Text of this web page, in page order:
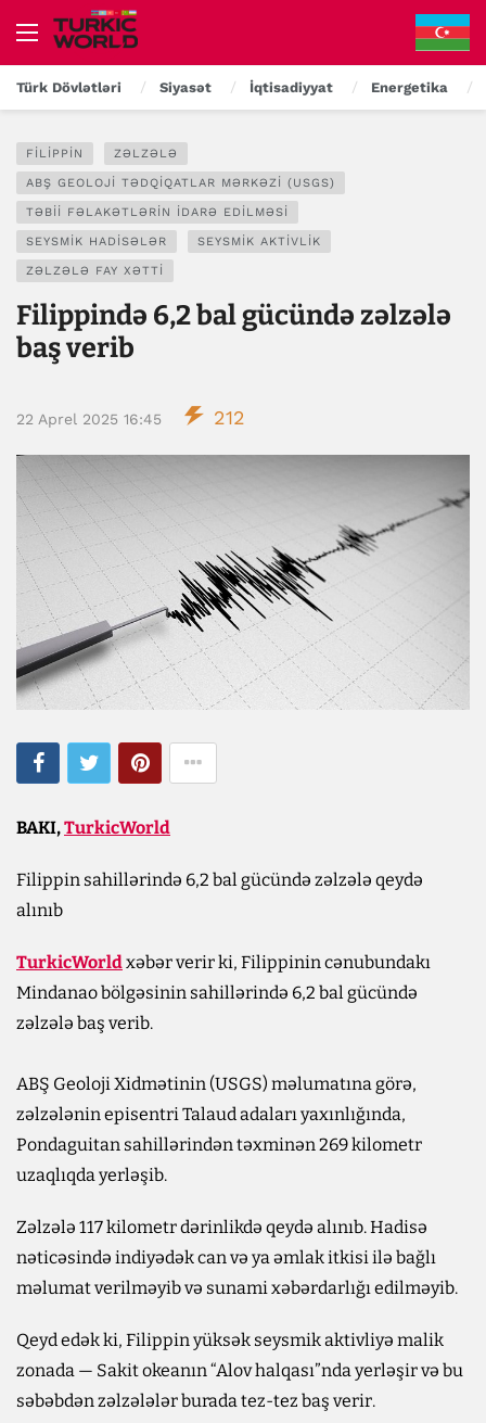
Türk Dövlətləri Siyasət İqtisadiyyat Energetika
FILIPPIN ZƏLZƏLƏ
ABŞ GEOLOJI TƏDQIQATLAR MƏRKƏZI (USGS)
TƏBII FƏLAKƏTLƏRIN IDARƏ EDILMƏSI
SEYSMIK HADISƏLƏR SEYSMIK AKTIVLIK
ZƏLZƏLƏ FAY XƏTTI
Filippində 6,2 bal gücündə zəlzələ
baş verib
22 Aprel 2025 16:45 212
BAKI,TurkicWorld
Filippin sahillərində 6,2 bal gücündə zəlzələ qeydə
alınıb
TurkicWorldxəbər verir ki, Filippinin cənubundakı
Mindanao bölgəsinin sahillərində 6,2 bal gücündə
zəlzələ baş verib.
ABŞ Geoloji Xidmətinin (USGS) məlumatına görə,
zəlzələnin episentri Talaud adaları yaxınlığında,
Pondaguitan sahillərindən təxminən 269 kilometr
uzaqlıqda yerləşib.
Zəlzələ 117 kilometr dərinlikdə qeydə alınıb. Hadisə
nəticəsində indiyədək can və ya əmlak itkisi ilə bağlı
məlumat verilməyib və sunami xəbərdarlığı edilməyib.
Qeyd edək ki, Filippin yüksək seysmik aktivliyə malik
zonada — Sakit okeanın “Alov halqası”nda yerləşir və bu
səbəbdən zəlzələlər burada tez-tez baş verir.